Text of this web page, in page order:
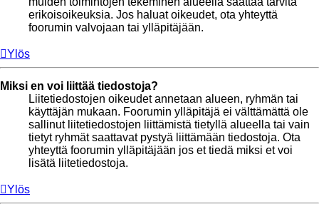
erikoisoikeuksia. Jos haluat oikeudet, ota yhteyttä
foorumin valvojaan tai ylläpitäjään.
Ylös
Miksi en voi liittää tiedostoja?
Liitetiedostojen oikeudet annetaan alueen, ryhmän tai
käyttäjän mukaan. Foorumin ylläpitäjä ei välttämättä ole
sallinut liitetiedostojen liittämistä tietyllä alueella tai vain
tietyt ryhmät saattavat pystyä liittämään tiedostoja. Ota
yhteyttä foorumin ylläpitäjään jos et tiedä miksi et voi
lisätä liitetiedostoja.
Ylös